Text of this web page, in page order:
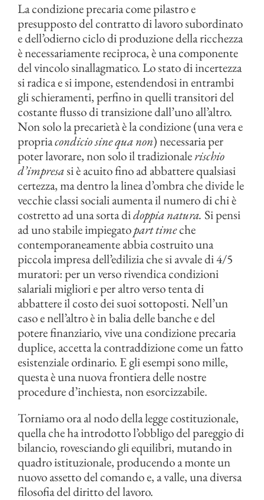
La condizione precaria come pilastro e
presupposto del contratto di lavoro subordinato
e dell’odierno ciclo di produzione della ricchezza
è necessariamente reciproca, è una componente
del vincolo sinallagmatico. Lo stato di incertezza
si radica e si impone, estendendosi in entrambi
gli schieramenti, perfino in quelli transitori del
costante flusso di transizione dall’uno all’altro.
Non solo la precarietà è la condizione (una vera e
propriacondicio sine qua non) necessaria per
poter lavorare, non solo il tradizionalerischio
d’impresasi è acuito fino ad abbattere qualsiasi
certezza, ma dentro la linea d’ombra che divide le
vecchie classi sociali aumenta il numero di chi è
costretto ad una sorta didoppia natura. Si pensi
ad uno stabile impiegatopart timeche
contemporaneamente abbia costruito una
piccola impresa dell’edilizia che si avvale di 4/5
muratori: per un verso rivendica condizioni
salariali migliori e per altro verso tenta di
abbattere il costo dei suoi sottoposti. Nell’un
caso e nell’altro è in balia delle banche e del
potere finanziario, vive una condizione precaria
duplice, accetta la contraddizione come un fatto
esistenziale ordinario. E gli esempi sono mille,
questa è una nuova frontiera delle nostre
procedure d’inchiesta, non esorcizzabile.
Torniamo ora al nodo della legge costituzionale,
quella che ha introdotto l’obbligo del pareggio di
bilancio, rovesciando gli equilibri, mutando in
quadro istituzionale, producendo a monte un
nuovo assetto del comando e, a valle, una diversa
filosofia del diritto del lavoro.